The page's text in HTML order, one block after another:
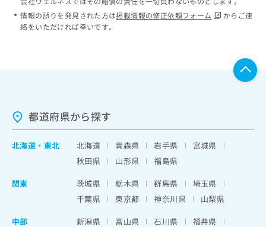
情報の誤りを発見された方は掲載情報の修正依頼フォーム
からご連
絡をいただければ幸いです。
都道府県から探す
北海道 ・ 東北 北海道 青森県 岩手県
宮城県
秋田県
山形県
福島県
関東
茨城県 栃木県 群馬県
埼玉県
千葉県
東京都 神奈川県
山梨県
中部
新潟県 富山県 石川県
福井県